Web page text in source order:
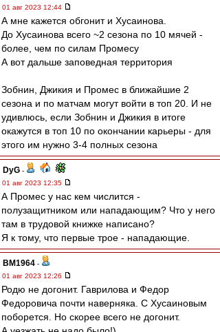
01 авг 2023 12:44
А мне кажется обгонит и Хусаинова.
До Хусаинова всего ~2 сезона по 10 мячей -
более, чем по силам Промесу
А вот дальше заповедная территория
Зобнин, Джикия и Промес в ближайшие 2
сезона и по матчам могут войти в топ 20. И не
удивлюсь, если Зобнин и Джикия в итоге
окажутся в топ 10 по окончании карьеры - для
этого им нужно 3-4 полных сезона
DyG -
01 авг 2023 12:35
А Промес у нас кем числится -
полузащитником или нападающим? Что у него
там в трудовой книжке написано?
Я к тому, что первые трое - нападающие.
BM1964 -
01 авг 2023 12:26
Родю не догонит. Гаврилова и Федор
Федоровича почти наверняка. С Хусаиновым
поборется. Но скорее всего не догонит.